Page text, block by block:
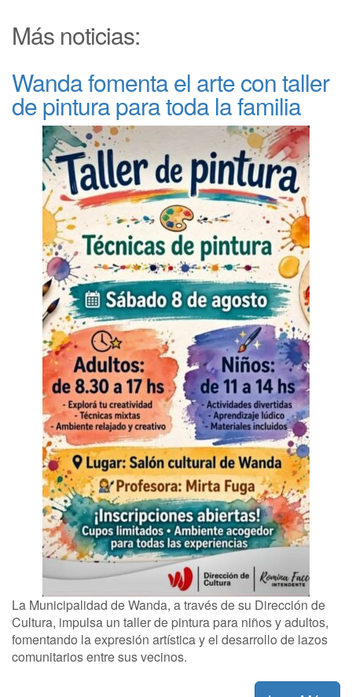
Más noticias:
Wanda fomenta el arte con taller
de pintura para toda la familia
La Municipalidad de Wanda, a través de su Dirección de
Cultura, impulsa un taller de pintura para niños y adultos,
fomentando la expresión artística y el desarrollo de lazos
comunitarios entre sus vecinos.